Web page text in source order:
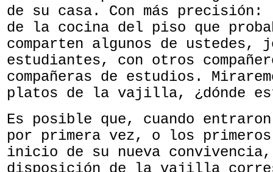
de su casa. Con más precisión:
de la cocina del piso que
comparten algunos de ustedes,
estudiantes, con otros
compañeras de estudios.
platos de la vajilla, ¿dónde
Es posible que, cuando
por primera vez, o los
inicio de su nueva
disposición de la vajilla